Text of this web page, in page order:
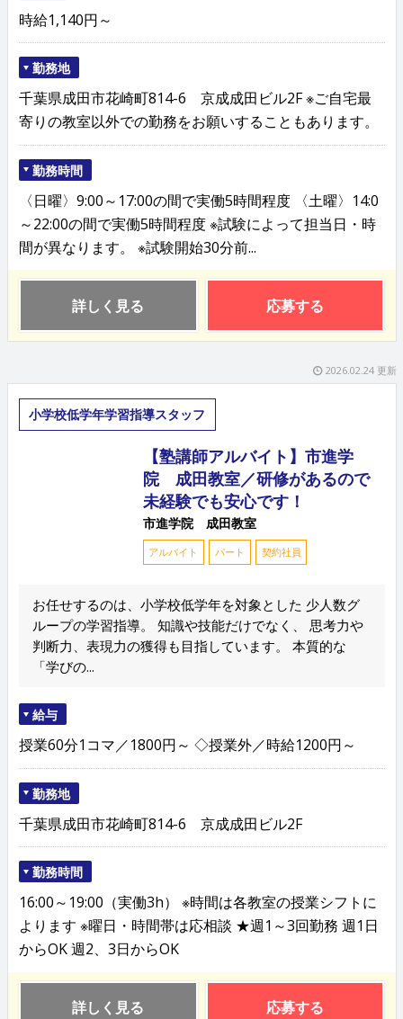
時給1,140円～
勤務地
千葉県成田市花崎町814-6 京成成田ビル2F ※ご自宅最
寄りの教室以外での勤務をお願いすることもあります。
勤務時間
〈日曜〉9:00～17:00の間で実働5時間程度 〈土曜〉14:0
～22:00の間で実働5時間程度 ※試験によって担当日・時
間が異なります。 ※試験開始30分前...
詳しく見る 応募する
2026.02.24 更新
小学校低学年学習指導スタッフ
【塾講師アルバイト】市進学
院 成田教室／研修があるので
未経験でも安心です！
市進学院 成田教室
アルバイト パート 契約社員
お任せするのは、小学校低学年を対象とした 少人数グ
ループの学習指導。 知識や技能だけでなく、 思考力や
判断力、表現力の獲得も目指しています。 本質的な
「学びの...
給与
授業60分1コマ／1800円～ ◇授業外／時給1200円～
勤務地
千葉県成田市花崎町814-6 京成成田ビル2F
勤務時間
16:00～19:00（実働3h） ※時間は各教室の授業シフトに
よります ※曜日・時間帯は応相談 ★週1～3回勤務 週1日
からOK 週2、3日からOK
詳しく見る 応募する